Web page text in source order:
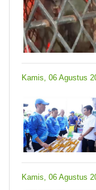
Kamis, 06 Agustus
Kamis, 06 Agustus